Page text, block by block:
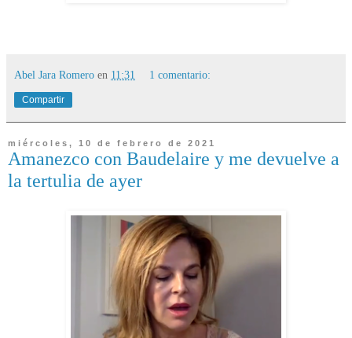
Abel Jara Romero en 11:31 1 comentario:
Compartir
miércoles, 10 de febrero de 2021
Amanezco con Baudelaire y me devuelve a
la tertulia de ayer